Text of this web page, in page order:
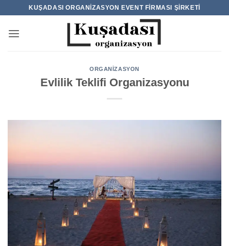
KUŞADASI ORGANIZASYON EVENT FIRMASI ŞIRKETI
ORGANIZASYON
Evlilik Teklifi Organizasyonu